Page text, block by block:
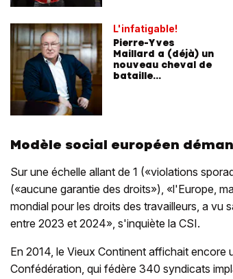
L'infatigable!
Pierre-Yves
Maillard a (déjà) un
nouveau cheval de
bataille...
Modèle social européen
Sur une échelle allant de 1 («violations
(«aucune garantie des droits»), «l'Europe,
mondial pour les droits des travailleurs, a vu
entre 2023 et 2024», s'inquiète la CSI.
En 2014, le Vieux Continent affichait encore
Confédération, qui fédère 340 syndicats